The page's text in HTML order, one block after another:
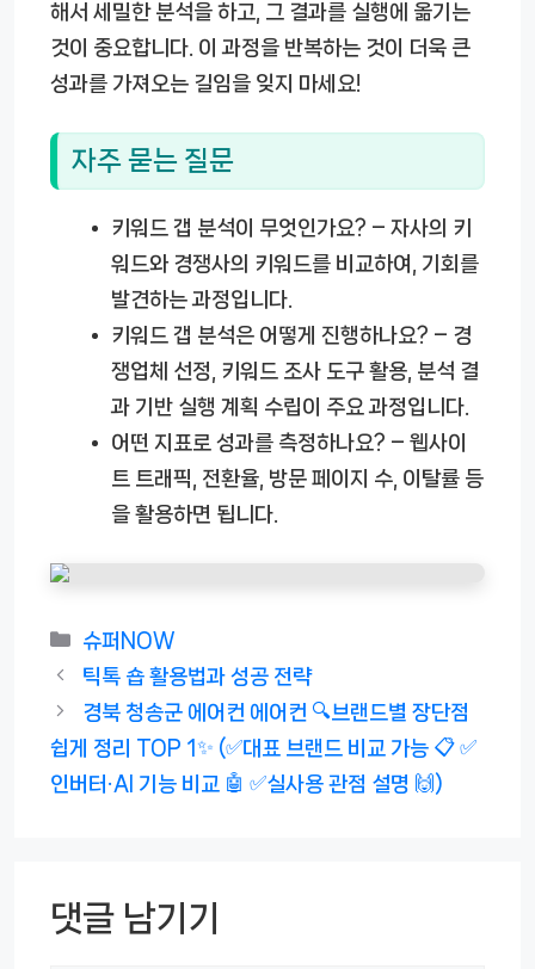
해서 세밀한 분석을 하고, 그 결과를 실행에 옮기는
것이 중요합니다. 이 과정을 반복하는 것이 더욱 큰
성과를 가져오는 길임을 잊지 마세요!
자주 묻는 질문
키워드 갭 분석이 무엇인가요? – 자사의 키
워드와 경쟁사의 키워드를 비교하여, 기회를
발견하는 과정입니다.
키워드 갭 분석은 어떻게 진행하나요? – 경
쟁업체 선정, 키워드 조사 도구 활용, 분석 결
과 기반 실행 계획 수립이 주요 과정입니다.
어떤 지표로 성과를 측정하나요? – 웹사이
트 트래픽, 전환율, 방문 페이지 수, 이탈률 등
을 활용하면 됩니다.
카
테
리
슈퍼NOW
틱톡 숍 활용법과 성공 전략
경북 청송군 에어컨 에어컨 🔍브랜드별 장단점
쉽게 정리 TOP 1✨ (✅대표 브랜드 비교 가능 📋 ✅
인버터·AI 기능 비교 🤖 ✅실사용 관점 설명 🙌)
댓글 남기기